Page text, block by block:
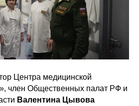
Центра медицинской
член Общественных палат РФ и
Валентина Цывова